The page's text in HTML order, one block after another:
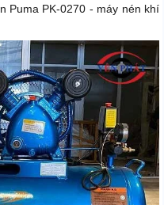
Puma PK-0270 - máy nén khí